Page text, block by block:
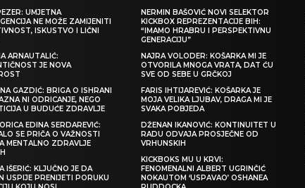
UMJETNA
NE MOŽE ZAMIJENITI
ISKUSTVO I LIČNI
ARNAUTALIĆ:
JE NOVA
GAZDIĆ: BRIGA O ISHRANI
NI ODRICANJE, NEGO
U BUDUĆE ZDRAVLJE
EDINA SERDAREVIĆ:
SE PRIČA O VAŽNOSTI
MENTALNO ZDRAVLJE
IŠERIĆ: KLJUČNO JE DA
USPIJE PRENIJETI PORUKU
NERMIN BAŠOVIĆ NOVI SELEKTOR
KICKBOX REPREZENTACIJE BIH:
“IMAMO HRABRU I PERSPEKTIVNU
GENERACIJU”
NAJRA VOLODER: KOŠARKA MI JE
OTVORILA MNOGA VRATA, DAT ĆU
SVE OD SEBE U GRČKOJ
FARIS IHTIJAREVIĆ: KOŠARKA JE
MOJA VELIKA LJUBAV, DRAGA MI JE
SVAKA POBJEDA
DŽENAN IKANOVIĆ: KONTINUITET U
RADU ODVAJA PROSJEČNE OD
VRHUNSKIH
KICKBOKS MU U KRVI:
FENOMENALNI ALBERT UGRINČIĆ
NOKAUTOM ‘USPAVAO’ OSHANEA